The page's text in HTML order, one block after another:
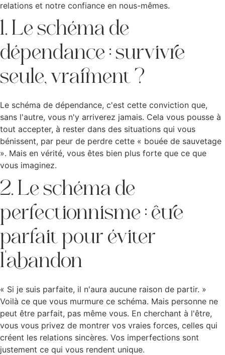
relations et notre confiance en nous-mêmes.
1. Le schéma de
dépendance : survivre
seule, vraiment ?
Le schéma de dépendance, c'est cette conviction que,
sans l'autre, vous n'y arriverez jamais. Cela vous pousse à
tout accepter, à rester dans des situations qui vous
bénissent, par peur de perdre cette « bouée de sauvetage
». Mais en vérité, vous êtes bien plus forte que ce que
vous imaginez.
2. Le schéma de
perfectionnisme : être
parfait pour éviter
l'abandon
« Si je suis parfaite, il n'aura aucune raison de partir. »
Voilà ce que vous murmure ce schéma. Mais personne ne
peut être parfait, pas même vous. En cherchant à l'être,
vous vous privez de montrer vos vraies forces, celles qui
créent les relations sincères. Vos imperfections sont
justement ce qui vous rendent unique.